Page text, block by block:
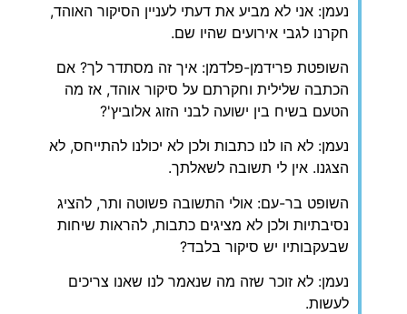
נעמן: אני לא מביע את דעתי לעניין הסיקור האוהד,
חקרנו לגבי אירועים שהיו שם.
השופטת פרידמן-פלדמן: איך זה מסתדר לך? אם
הכתבה שלילית וחקרתם על סיקור אוהד, אז מה
הטעם בשיח בין ישועה לבני הזוג אלוביץ'?
נעמן: לא הו לנו כתבות ולכן לא יכולנו להתייחס, לא
הצגנו. אין לי תשובה לשאלתך.
השופט בר-עם: אולי התשובה פשוטה ותר, להציג
נסיבתיות ולכן לא מציגים כתבות, להראות שיחות
שבעקבותיו יש סיקור בלבד?
נעמן: לא זוכר שזה מה שנאמר לנו שאנו צריכים
לעשות.